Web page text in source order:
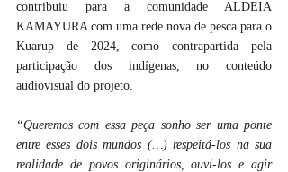
contribuiu para a comunidade ALDEIA
KAMAYURA com uma rede nova de pesca para o
Kuarup de 2024, como contrapartida pela
participação dos indígenas, no conteúdo
audiovisual do projeto.
“Queremos com essa peça sonho ser uma ponte
entre esses dois mundos (…) respeitá-los na sua
realidade de povos originários, ouvi-los e agir